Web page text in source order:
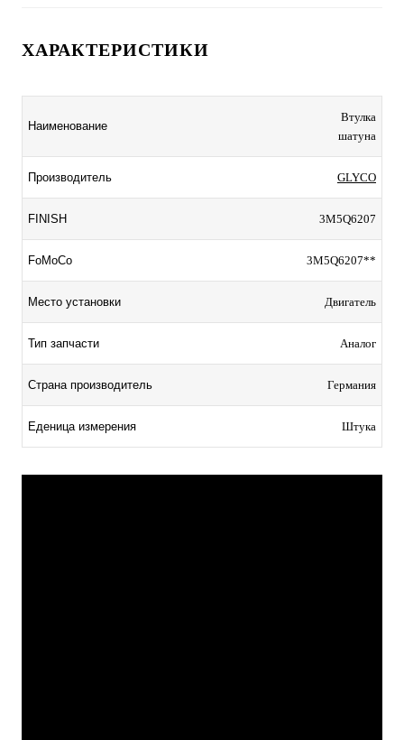
ХАРАКТЕРИСТИКИ
Наименование
Втулка
шатуна
Производитель GLYCO
FINISH 3M5Q6207
FoMoCo 3M5Q6207**
Место установки Двигатель
Тип запчасти Аналог
Страна производитель Германия
Еденица измерения Штука